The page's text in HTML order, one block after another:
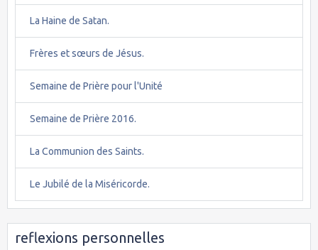
La Haine de Satan.
Frères et sœurs de Jésus.
Semaine de Prière pour l'Unité
Semaine de Prière 2016.
La Communion des Saints.
Le Jubilé de la Miséricorde.
reflexions personnelles